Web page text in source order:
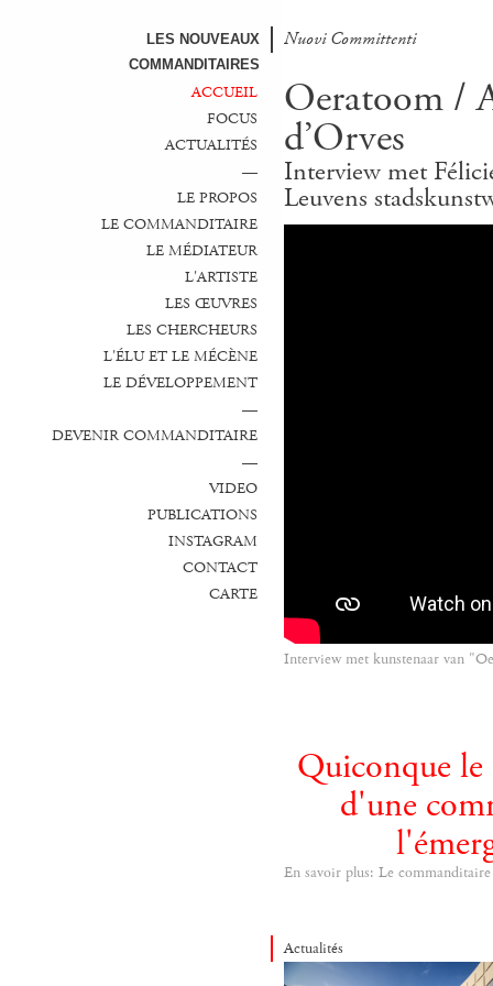
LES NOUVEAUX
COMMANDITAIRES
Nuovi Committenti
ACCUEIL
FOCUS
ACTUALITÉS
—
LE PROPOS
LE COMMANDITAIRE
LE MÉDIATEUR
L'ARTISTE
LES ŒUVRES
LES CHERCHEURS
L'ÉLU ET LE MÉCÈNE
LE DÉVELOPPEMENT
—
DEVENIR COMMANDITAIRE
—
VIDEO
PUBLICATIONS
INSTAGRAM
CONTACT
CARTE
Oeratoom /
d’Orves
Interview met
Leuvens
Interview met kunstenaar van
Quiconque le
d'une
En savoir plus: Le commanditaire
Actualités